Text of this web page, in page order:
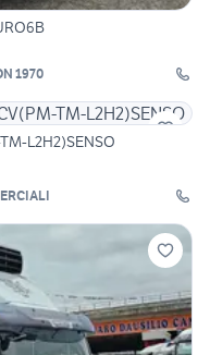
1970
L2H2)SENSO